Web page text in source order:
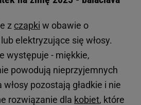
z czapki w obawie o
elektryzujące się włosy.
występuje - miękkie,
powodują nieprzyjemnych
pozostają gładkie i nie
rozwiązanie dla kobiet, które